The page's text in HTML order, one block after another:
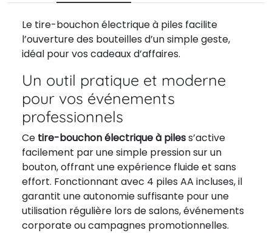
Le tire-bouchon électrique à piles facilite
l’ouverture des bouteilles d’un simple geste,
idéal pour vos cadeaux d’affaires.
Un outil pratique et moderne
pour vos événements
professionnels
Ce tire-bouchon électrique à piless’active
facilement par une simple pression sur un
bouton, offrant une expérience fluide et sans
effort. Fonctionnant avec 4 piles AA incluses, il
garantit une autonomie suffisante pour une
utilisation régulière lors de salons, événements
corporate ou campagnes promotionnelles.